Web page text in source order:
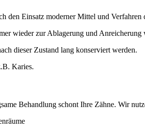
den Einsatz moderner Mittel und Verfahren
wieder zur Ablagerung und Anreicherung
dieser Zustand lang konserviert werden.
Karies.
Behandlung schont Ihre Zähne. Wir